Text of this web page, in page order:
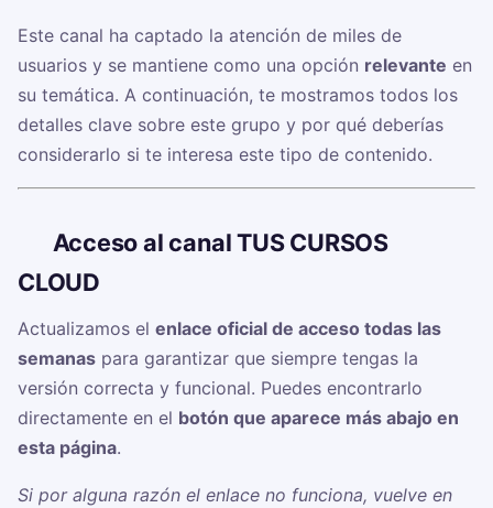
Este canal ha captado la atención de miles de
usuarios y se mantiene como una opción relevante en
su temática. A continuación, te mostramos todos los
detalles clave sobre este grupo y por qué deberías
considerarlo si te interesa este tipo de contenido.
Acceso al canal TUS CURSOS
CLOUD ‍
Actualizamos el enlace oficial de acceso todas las
semanas para garantizar que siempre tengas la
versión correcta y funcional. Puedes encontrarlo
directamente en el botón que aparece más abajo en
esta página.
Si por alguna razón el enlace no funciona, vuelve en